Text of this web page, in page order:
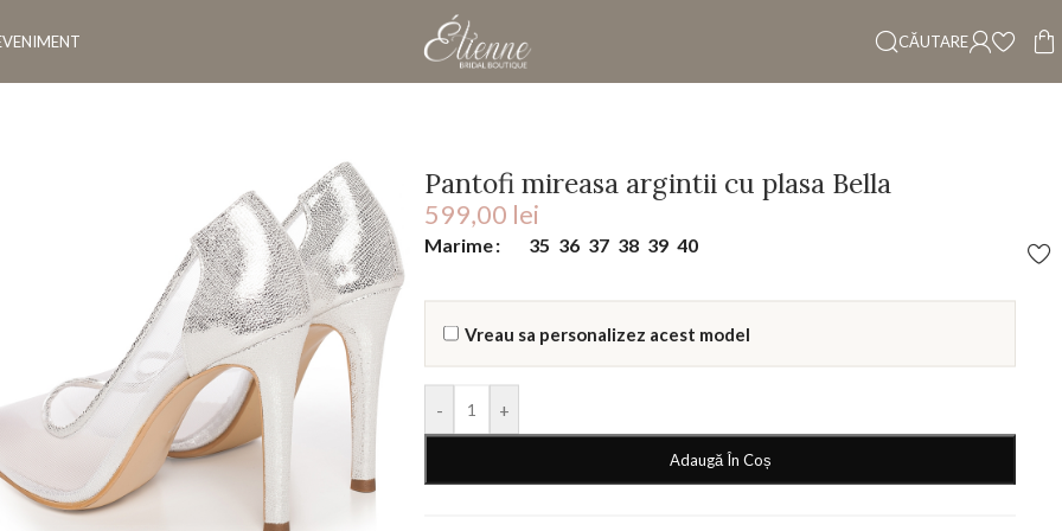
CĂUTARE
Pantofi mireasa argintii cu plasa Bella
599,00 lei
Marime 35 36 37 38 39 40
Vreau sa personalizez acest model
- +
Adaugă În Coș